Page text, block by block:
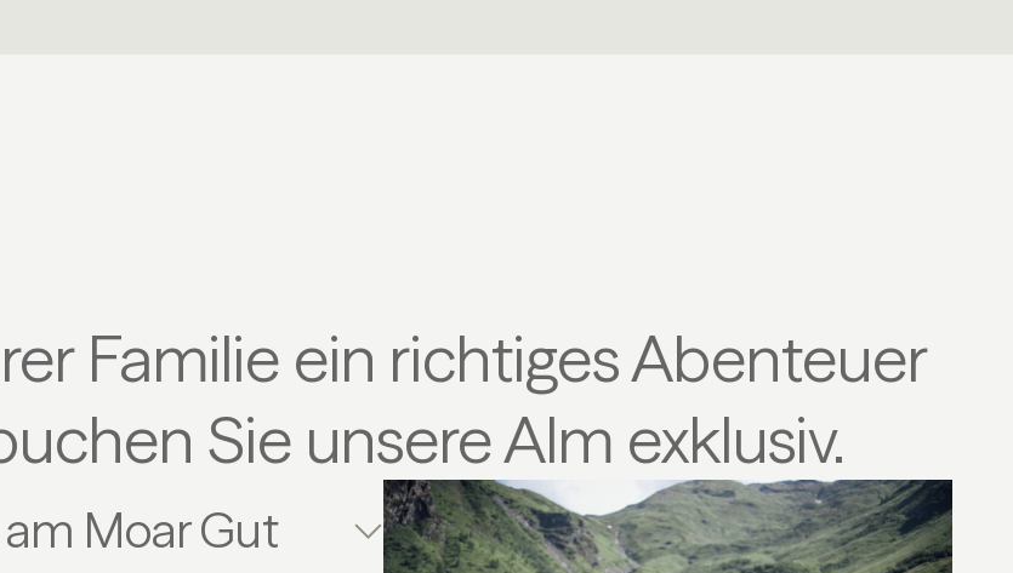
Familie ein richtiges Abenteuer
Sie unsere Alm exklusiv.
Moar Gut